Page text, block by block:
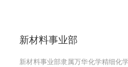
新材料事业部
新材料事业部隶属万华化学精细化